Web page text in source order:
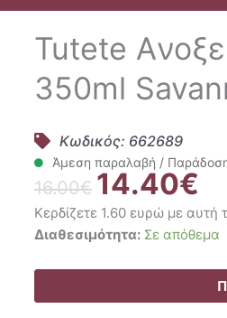
Tutete
350ml
Κωδικός: 662689
Άμεση παραλαβή /
16.00€ Original
price
was:
16.00€.
14.40€
Κερδίζετε 1.60 ευρώ με αυτή
Διαθεσιμότητα: Σε απόθεμα
Tutete
Δοχείο
Νερού